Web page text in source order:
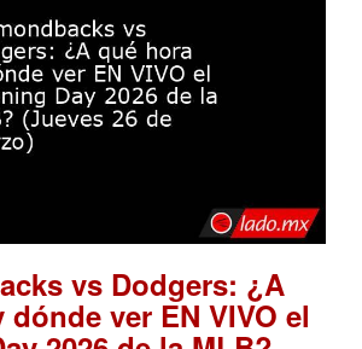
vs Dodgers: ¿A
ver EN VIVO el